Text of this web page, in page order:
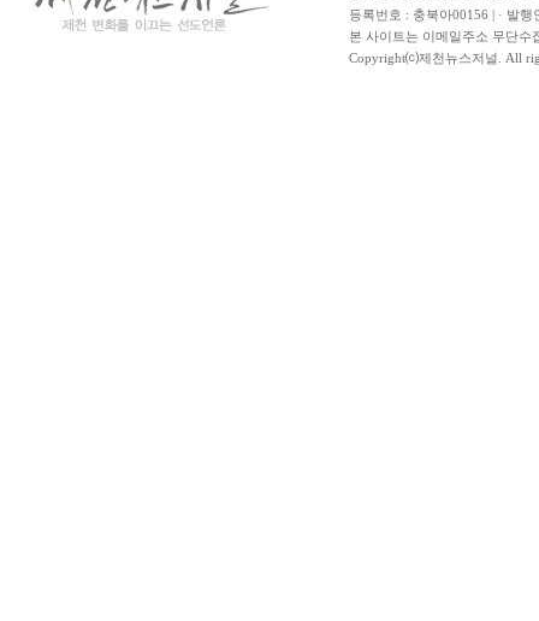
등록번호 : 충북아00156 | · 발
본 사이트는 이메일주소 무단수
Copyright⒞제천뉴스저널. All